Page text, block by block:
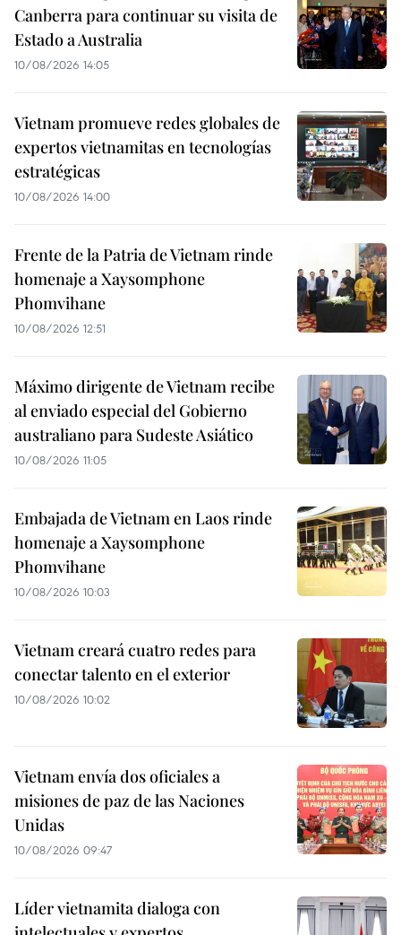
Canberra para continuar su visita de
Estado a Australia
10/08/2026 14:05
Vietnam promueve redes globales de
expertos vietnamitas en tecnologías
estratégicas
10/08/2026 14:00
Frente de la Patria de Vietnam rinde
homenaje a Xaysomphone
Phomvihane
10/08/2026 12:51
Máximo dirigente de Vietnam recibe
al enviado especial del Gobierno
australiano para Sudeste Asiático
10/08/2026 11:05
Embajada de Vietnam en Laos rinde
homenaje a Xaysomphone
Phomvihane
10/08/2026 10:03
Vietnam creará cuatro redes para
conectar talento en el exterior
10/08/2026 10:02
Vietnam envía dos oficiales a
misiones de paz de las Naciones
Unidas
10/08/2026 09:47
Líder vietnamita dialoga con